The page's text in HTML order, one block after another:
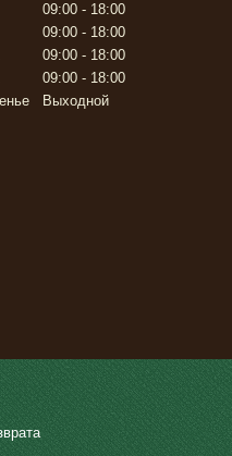
09:00
18:00
09:00
18:00
09:00
18:00
09:00
18:00
Выходной